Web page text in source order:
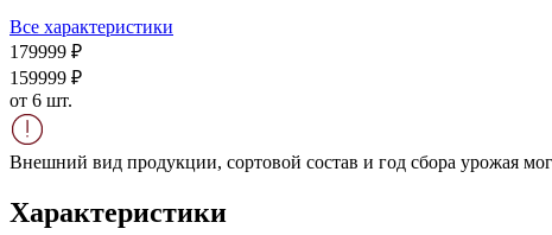
Все характеристики
179999 ₽
159999 ₽
от 6 шт.
Внешний вид продукции, сортовой состав и год сбора урожая
Характеристики